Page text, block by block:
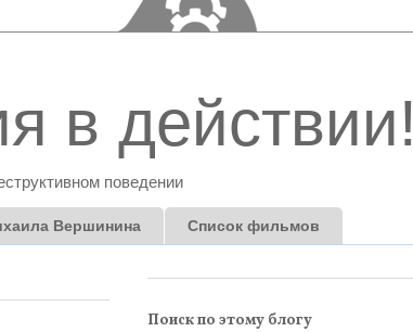
в действии!
поведении
Вершинина Список фильмов
Поиск по этому блогу